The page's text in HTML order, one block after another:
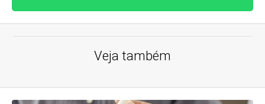
Veja também